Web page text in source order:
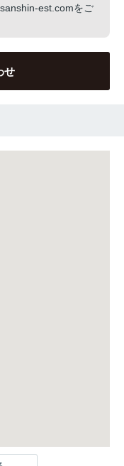
est.comをご
せ